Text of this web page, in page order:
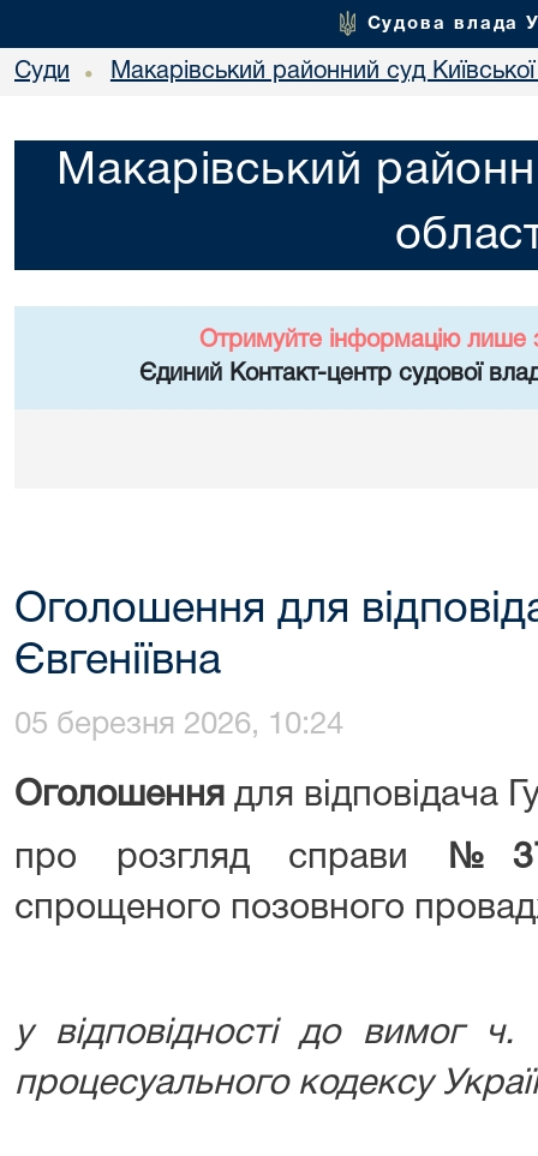
Судова влада
Суди • Макарівський районний суд Київської
Макарівський
Отримуйте інформацію лише
Єдиний Контакт-центр судової
Оголошення для
Євгеніївна
05 березня 2026, 10:24
Оголошення для відповідача
про розгляд справи
№
спрощеного позовного
у відповідності до вимог
процесуального кодексу